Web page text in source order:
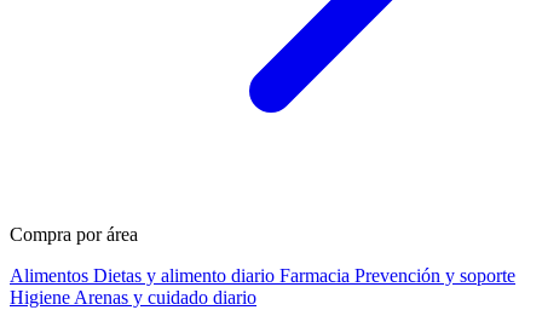
Compra por área
Alimentos Dietas y alimento diario Farmacia Prevención y soporte
Higiene Arenas y cuidado diario